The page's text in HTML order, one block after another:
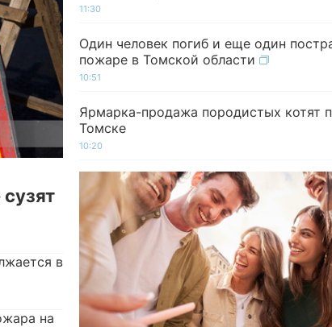
в
на
11:30
Один человек погиб и еще один
пожаре в Томской области
10:51
Ярмарка-продажа породистых котят
Томске
10:20